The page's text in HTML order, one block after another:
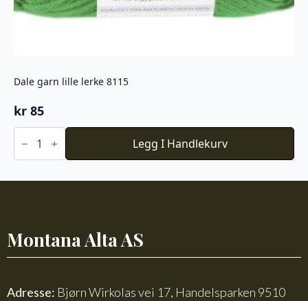
Dale garn lille lerke 8115
kr 85
Dale
garn
lerke
Legg I Handlekurv
Montana Alta AS
Adresse: Bjørn Wirkolas vei 17, Handelsparken 9510